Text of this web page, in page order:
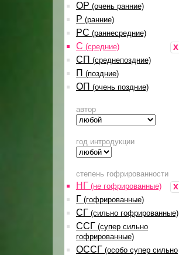
ОР (очень ранние)
Р (ранние)
РС (раннесредние)
x
С (средние)
СП (среднепоздние)
П (поздние)
ОП (очень поздние)
автор
год интродукции
степень гофрированности
x
НГ (не гофрированные)
Г (гофрированные)
СГ (сильно гофрированные)
ССГ (супер сильно
гофрированные)
ОССГ (особо супер сильно